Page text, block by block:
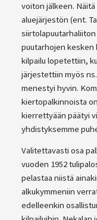
voiton jälkeen.
aluejärjestön (ent.
siirtolapuutarhaliiton
puutarhojen kesken
kilpailu lopetettiin,
järjestettiin myös
menestyi hyvin.
kiertopalkinnoista on
kierrettyään päätyi
yhdistyksemme
Valitettavasti osa
vuoden 1952
pelastaa niistä
alkukymmeniin
edelleenkin